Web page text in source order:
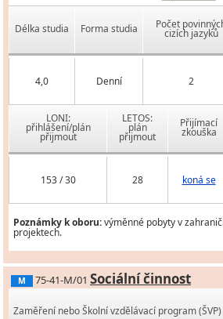
Délka studia Forma studia Počet
cizích jazyků
4,0 Denní 2
LONI:
přihlášení/plán
přijmout
LETOS:
plán
přijmout
Přijímací
zkouška
153 / 30 28 koná se
Poznámky k oboru:výměnné pobyty v
projektech.
M 75-41-M/01 Sociální činnost
Zaměření nebo Školní vzdělávací program (ŠVP)